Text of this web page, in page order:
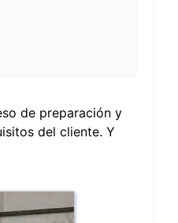
de preparación y
del cliente. Y